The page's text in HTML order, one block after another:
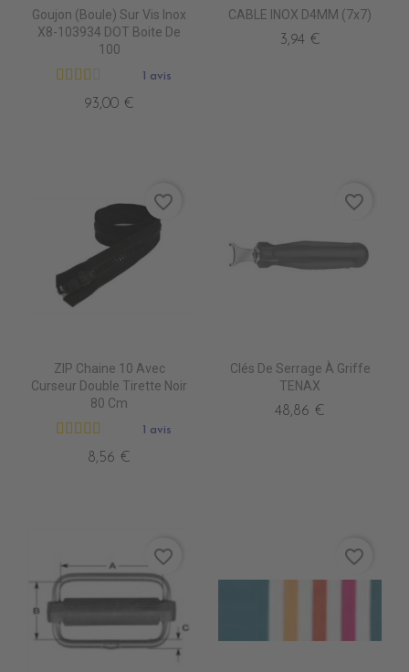
Goujon (Boule) Sur Vis Inox
X8-103934 DOT Boite De
100
1 avis
93,00 €
CABLE INOX D4MM (7x7)
3,94 €
ZIP Chaine 10 Avec
Curseur Double Tirette Noir
80 Cm
1 avis
8,56 €
favorite_border
Clés De Serrage À Griffe
TENAX
48,86 €
favorite_border
favorite_border favorite_border